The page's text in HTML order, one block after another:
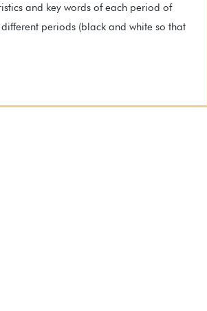
and key words of each period of
periods (black and white so that